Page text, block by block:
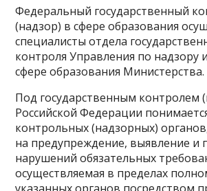
Федеральный государственный
(надзор) в сфере образования
специалисты отдела
контроля Управления по надзору
сфере образования Министерства.
Под государственным контролем
Российской Федерации
контрольных (надзорных)
на предупреждение, выявление и
нарушений обязательных
осуществляемая в пределах